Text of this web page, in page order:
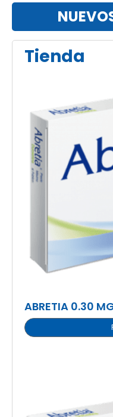
Tienda
ABRETIA 0.30